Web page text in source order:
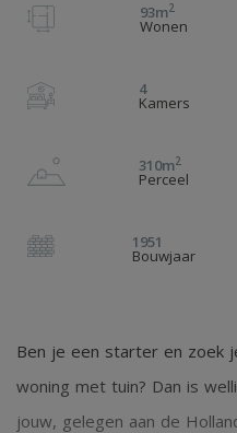
93m2
Wonen
4
Kamers
310m2
Perceel
1951
Bouwjaar
Ben je een starter en zoek
woning met tuin? Dan is
jouw, gelegen aan de